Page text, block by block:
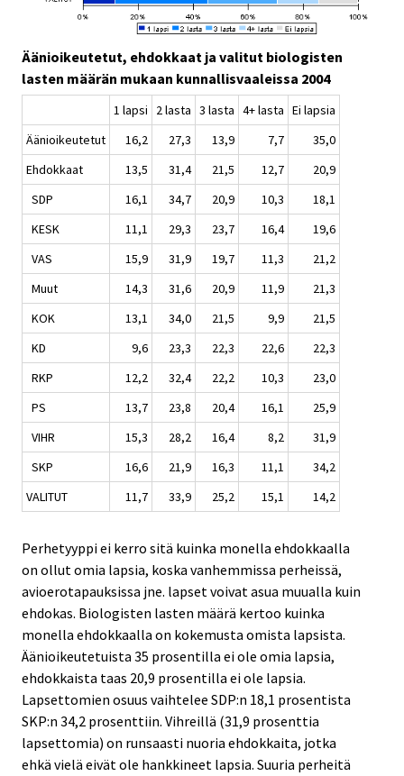
Äänioikeutetut, ehdokkaat ja valitut biologisten
lasten määrän mukaan kunnallisvaaleissa 2004
1 lapsi 2 lasta 3 lasta 4+ lasta Ei lapsia
Äänioikeutetut
16,2 27,3 13,9 7,7
35,0
Ehdokkaat
13,5 31,4 21,5 12,7
20,9
SDP
16,1 34,7 20,9 10,3
18,1
KESK
11,1 29,3 23,7 16,4
19,6
VAS
15,9 31,9 19,7 11,3
21,2
Muut
14,3 31,6 20,9 11,9
21,3
KOK
13,1 34,0 21,5 9,9
21,5
KD
9,6 23,3 22,3 22,6
22,3
RKP
12,2 32,4 22,2 10,3
23,0
PS
13,7 23,8 20,4 16,1
25,9
VIHR
15,3 28,2 16,4 8,2
31,9
SKP
16,6 21,9 16,3 11,1
34,2
VALITUT
11,7 33,9 25,2 15,1 14,2
Perhetyyppi ei kerro sitä kuinka monella ehdokkaalla
on ollut omia lapsia, koska vanhemmissa perheissä,
avioerotapauksissa jne. lapset voivat asua muualla kuin
ehdokas. Biologisten lasten määrä kertoo kuinka
monella ehdokkaalla on kokemusta omista lapsista.
Äänioikeutetuista 35 prosentilla ei ole omia lapsia,
ehdokkaista taas 20,9 prosentilla ei ole lapsia.
Lapsettomien osuus vaihtelee SDP:n 18,1 prosentista
SKP:n 34,2 prosenttiin. Vihreillä (31,9 prosenttia
lapsettomia) on runsaasti nuoria ehdokkaita, jotka
ehkä vielä eivät ole hankkineet lapsia. Suuria perheitä